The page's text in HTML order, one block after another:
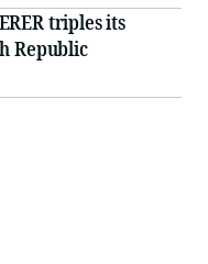
triples its
Republic